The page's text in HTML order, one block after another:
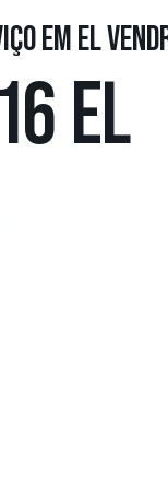
EM EL
EL